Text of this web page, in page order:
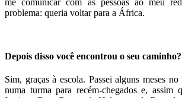
me comunicar com as pessoas ao meu
problema: queria voltar para a África.
Depois disso você encontrou o seu caminho?
Sim, graças à escola. Passei alguns meses
numa turma para recém-chegados e, assim